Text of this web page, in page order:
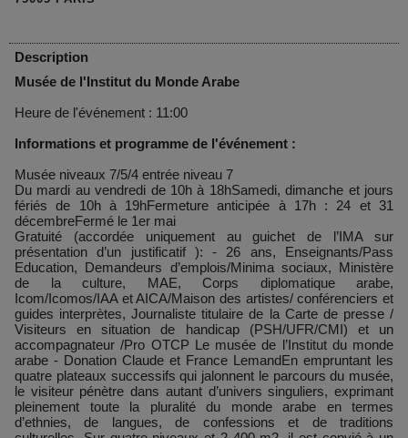
Description
Musée de l'Institut du Monde Arabe
Heure de l'événement : 11:00
Informations et programme de l'événement :
Musée niveaux 7/5/4 entrée niveau 7
Du mardi au vendredi de 10h à 18hSamedi, dimanche et jours
fériés de 10h à 19hFermeture anticipée à 17h : 24 et 31
décembreFermé le 1er mai
Gratuité (accordée uniquement au guichet de l’IMA sur
présentation d’un justificatif ): - 26 ans, Enseignants/Pass
Education, Demandeurs d’emplois/Minima sociaux, Ministère
de la culture, MAE, Corps diplomatique arabe,
Icom/Icomos/IAA et AICA/Maison des artistes/ conférenciers et
guides interprètes, Journaliste titulaire de la Carte de presse /
Visiteurs en situation de handicap (PSH/UFR/CMI) et un
accompagnateur /Pro OTCP Le musée de l’Institut du monde
arabe - Donation Claude et France LemandEn empruntant les
quatre plateaux successifs qui jalonnent le parcours du musée,
le visiteur pénètre dans autant d’univers singuliers, exprimant
pleinement toute la pluralité du monde arabe en termes
d’ethnies, de langues, de confessions et de traditions